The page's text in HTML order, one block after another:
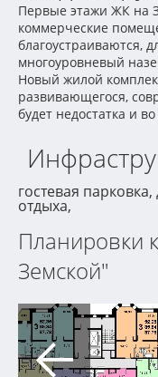
Первые этажи ЖК на
коммерческие
благоустраиваются,
многоуровневый
Новый жилой
развивающегося,
будет недостатка и
гостевая
отдыха,
Планировки
Земской"